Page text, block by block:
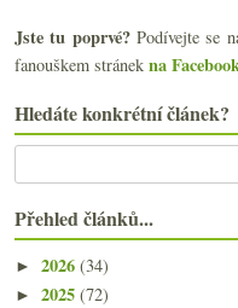
Jste tu poprvé?Podívejte se
fanouškem stránek na
Hledáte konkrétní článek?
Přehled článků...
► 2026 (34)
► 2025 (72)